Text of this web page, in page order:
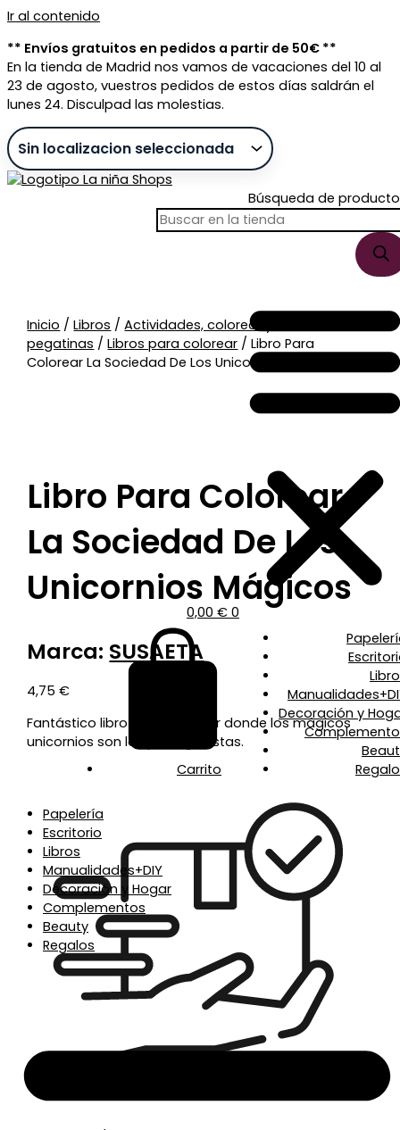
Ir al contenido
** Envíos gratuitos en pedidos a partir de 50€ **
En la tienda de Madrid nos vamos de vacaciones del 10 al
23 de agosto, vuestros pedidos de estos días saldrán el
lunes 24. Disculpad las molestias.
Búsqueda de
0,00 € 0
Carrito
Decoración y
Papelería
Escritorio
Libros
Manualidades+DIY
Decoración y Hogar
Complementos
Beauty
Regalos
Inicio /Libros /Actividades, colorear y
pegatinas /Libros para colorear / Libro Para
Colorear La Sociedad De Los Unicornios Mágicos
Libro Para Colorear
La Sociedad De Los
Unicornios Mágicos
Marca: SUSAETA
4,75€
Fantástico libro para colorear donde los mágicos
unicornios son los protagonistas.